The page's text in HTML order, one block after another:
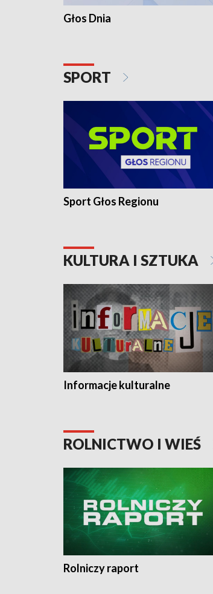
Głos Dnia
SPORT
Sport Głos Regionu
KULTURA I SZTUKA
Informacje kulturalne
ROLNICTWO I WIEŚ
Rolniczy raport